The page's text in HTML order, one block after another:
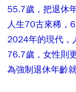
55.7歲，把退休
人生70古來稀，
2024年的現代，
76.7歲，女性則
為強制退休年齡